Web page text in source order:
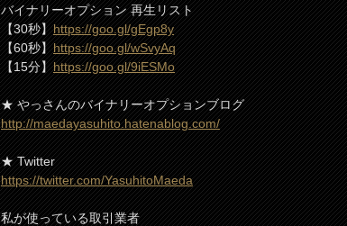
バイナリーオプション 再生リスト
【30秒】https://goo.gl/gEgp8y
【60秒】https://goo.gl/wSvyAq
【15分】https://goo.gl/9iESMo
★ やっさんのバイナリーオプションブログ
http://maedayasuhito.hatenablog.com/
★ Twitter
https://twitter.com/YasuhitoMaeda
私が使っている取引業者